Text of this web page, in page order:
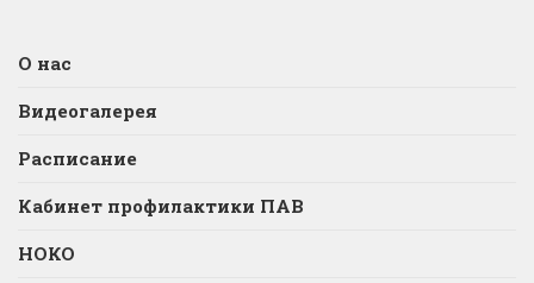
О нас
Видеогалерея
Расписание
Кабинет профилактики ПАВ
НОКО